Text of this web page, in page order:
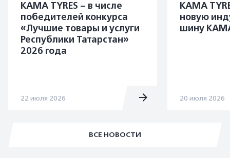
ВСЕ НОВОСТИ
KAMA TYRES – в числе
победителей конкурса
«Лучшие товары и услуги
Республики Татарстан»
2026 года
22 июля 2026
KAMA
новую
шину
20 июля 2026